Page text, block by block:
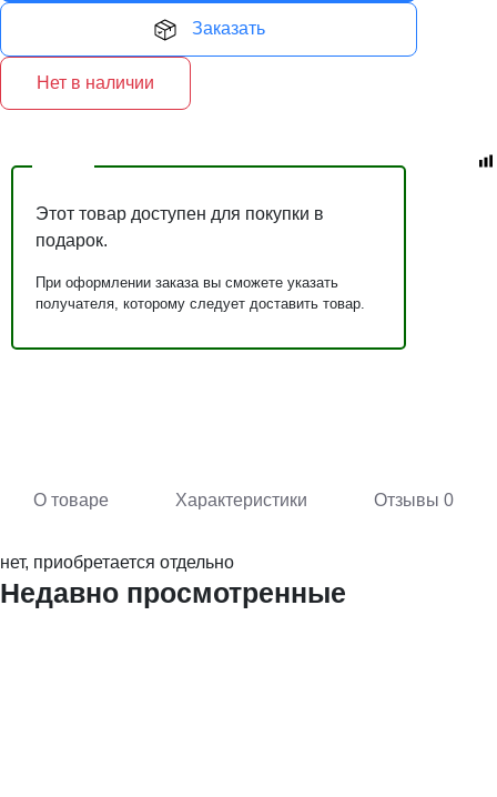
Заказать
Нет в наличии
Этот товар доступен для покупки в
подарок.
При оформлении заказа вы сможете указать
получателя, которому следует доставить товар.
О товаре Характеристики Отзывы 0
нет, приобретается отдельно
Недавно просмотренные